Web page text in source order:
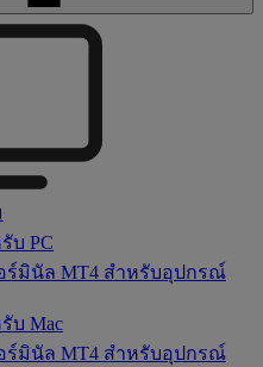
บ PC
ร์มินัล MT4 สำหรับอุปกรณ์
บ Mac
ร์มินัล MT4 สำหรับอุปกรณ์